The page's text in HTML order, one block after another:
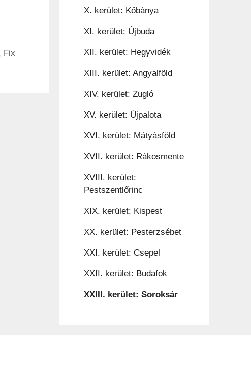
Fix
X. kerület: Kőbánya
XI. kerület: Újbuda
XII. kerület: Hegyvidék
XIII. kerület: Angyalföld
XIV. kerület: Zugló
XV. kerület: Újpalota
XVI. kerület: Mátyásföld
XVII. kerület: Rákosmente
XVIII. kerület:
Pestszentlőrinc
XIX. kerület: Kispest
XX. kerület: Pesterzsébet
XXI. kerület: Csepel
XXII. kerület: Budafok
XXIII. kerület: Soroksár